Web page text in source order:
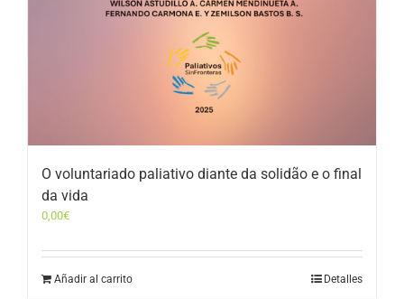
O voluntariado paliativo diante da solidão e o final
da vida
0,00€
Añadir al carrito Detalles